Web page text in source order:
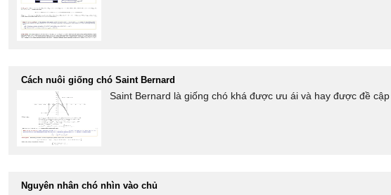
Cách nuôi giống chó Saint Bernard
Saint Bernard là giống chó khá được ưu ái và hay được đề
Nguyên nhân chó nhìn vào chủ